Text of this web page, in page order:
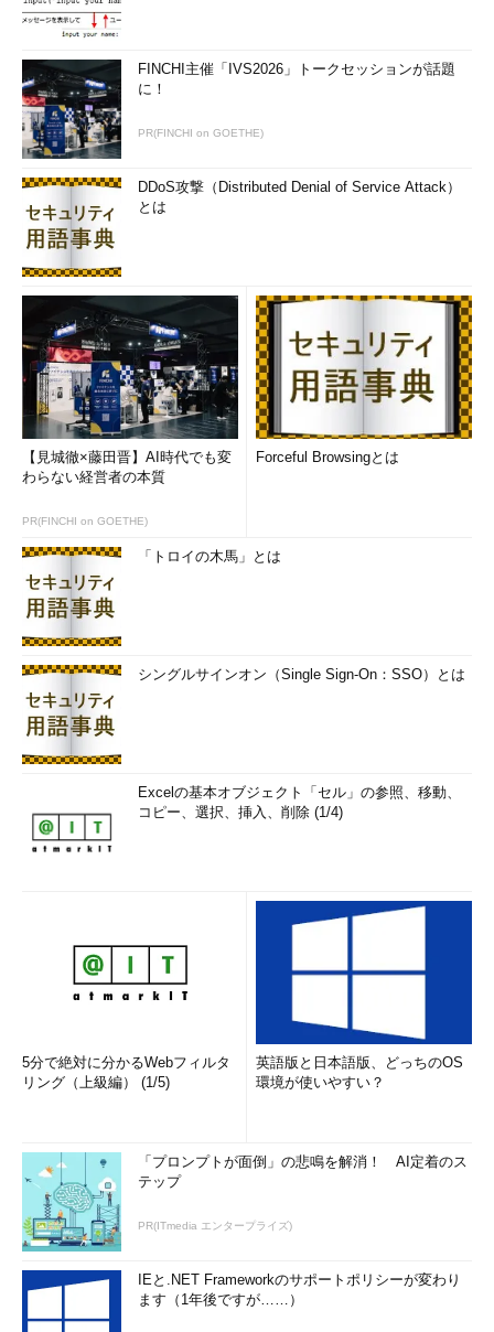
FINCHI主催「IVS2026」トークセッションが話題
に！
PR(FINCHI on GOETHE)
DDoS攻撃（Distributed Denial of Service Attack）
とは
【見城徹×藤田晋】AI時代でも変
わらない経営者の本質
PR(FINCHI on GOETHE)
Forceful Browsingとは
「トロイの木馬」とは
シングルサインオン（Single Sign-On：SSO）とは
Excelの基本オブジェクト「セル」の参照、移動、
コピー、選択、挿入、削除 (1/4)
5分で絶対に分かるWebフィルタ
リング（上級編） (1/5)
英語版と日本語版、どっちのOS
環境が使いやすい？
「プロンプトが面倒」の悲鳴を解消！ AI定着のス
テップ
PR(ITmedia エンタープライズ)
IEと.NET Frameworkのサポートポリシーが変わり
ます（1年後ですが……）